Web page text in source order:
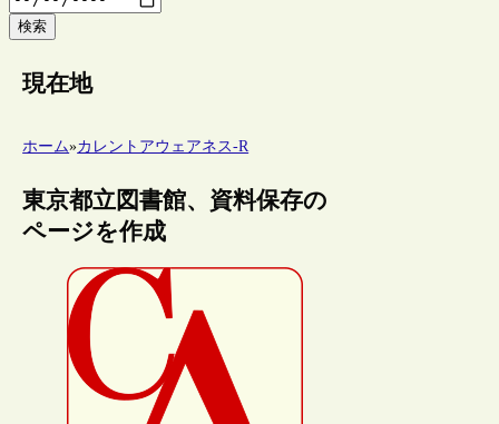
検索
現在地
ホーム»カレントアウェアネス-R
東京都立図書館、資料保存の
ページを作成